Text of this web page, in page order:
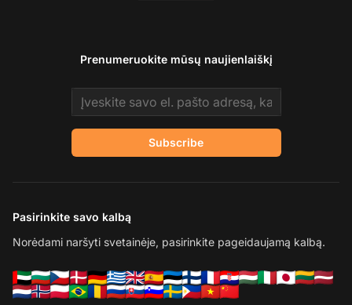
Prenumeruokite mūsų naujienlaiškį
Email address
Subscribe
Pasirinkite savo kalbą
Norėdami naršyti svetainėje, pasirinkite pageidaujamą kalbą.